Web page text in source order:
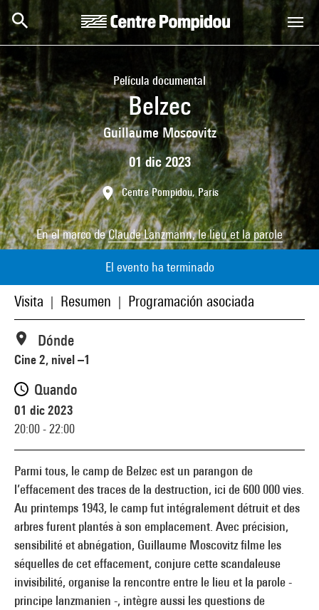
Skip to main content
Centre Pompidou
Película documental
Belzec
Guillaume Moscovitz
01 dic 2023
Centre Pompidou, Paris
En el marco deClaude Lanzmann, le lieu et la parole
El evento ha terminado
Visita Resumen Programación asociada
Parmi tous, le camp de Belzec est un parangon de
l’effacement des traces de la destruction, ici de 600 000 vies.
Au printemps 1943, le camp fut intégralement détruit et des
arbres furent plantés à son emplacement. Avec précision,
sensibilité et abnégation, Guillaume Moscovitz filme les
séquelles de cet effacement, conjure cette scandaleuse
invisibilité, organise la rencontre entre le lieu et la parole -
principe lanzmanien -, intègre aussi les questions de
Dónde
Cine 2, nivel –1
Quando
01 dic 2023
20:00 - 22:00